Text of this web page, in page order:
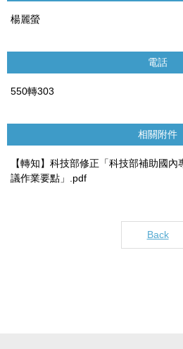
楊麗螢
電話
550轉303
相關附件
【轉知】科技部修正「科技部補助國
議作業要點」.pdf
Back